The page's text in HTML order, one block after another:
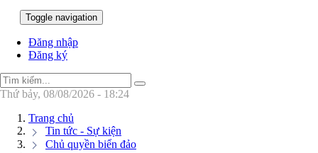
Toggle navigation
Đăng nhập
Đăng ký
Thứ bảy, 08/08/2026 - 18:24
Trang chủ
Tin tức - Sự kiện
Chủ quyền biển đảo